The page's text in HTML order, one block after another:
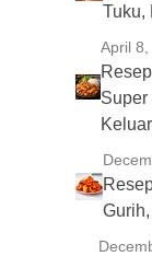
Tuku,
April 8,
Super